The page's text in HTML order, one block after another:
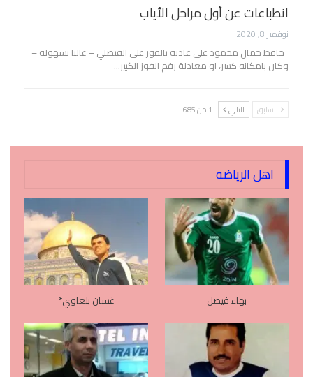
انطباعات عن أول مراحل الأياب
نوفمبر 8, 2020
حافظ جمال محمود على عادته بالفوز على الفيصلي – غالبا بسهولة –
وكان بامكانه كسر، او معادلة رقم الفوز الكبير…
السابق التالي 1 من 685
اهل الرياضه
بهاء فيصل غسان بلعاوي*